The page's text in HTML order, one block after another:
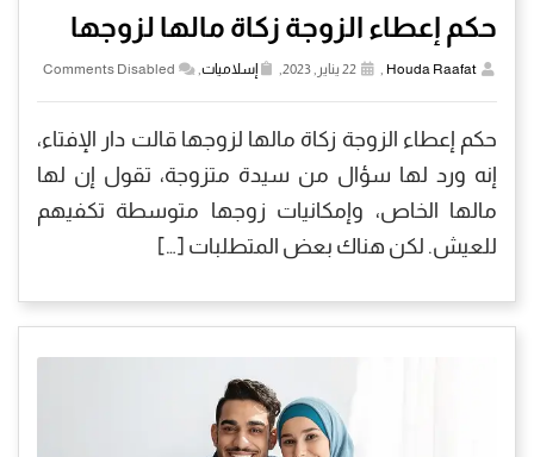
حكم إعطاء الزوجة زكاة مالها لزوجها
Houda Raafat
, إسلاميات,
Comments Disabled
حكم إعطاء الزوجة زكاة مالها لزوجها قالت دار الإفتاء،
إنه ورد لها سؤال من سيدة متزوجة، تقول إن لها
مالها الخاص، وإمكانيات زوجها متوسطة تكفيهم
للعيش. لكن هناك بعض المتطلبات […]